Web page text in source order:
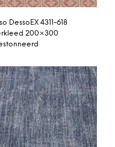
DessoEX 4311-618
200×300